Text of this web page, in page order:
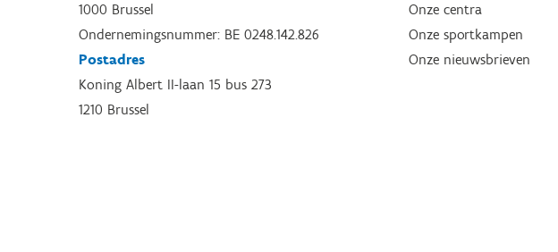
1000 Brussel
Ondernemingsnummer: BE 0248.142.826
Postadres
Koning Albert II-laan 15 bus 273
1210 Brussel
Onze centra
Onze sportkampen
Onze nieuwsbrieven